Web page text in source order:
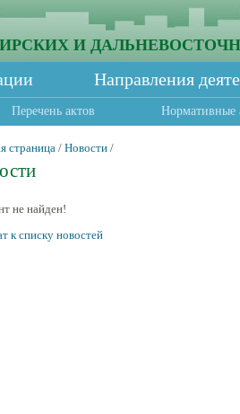
И
Направления
Перечень актов Нормативные
страница / Новости /
не найден!
к списку новостей